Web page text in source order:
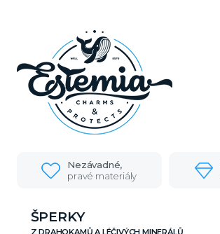
Nezávadné,
pravé materiály
ŠPERKY